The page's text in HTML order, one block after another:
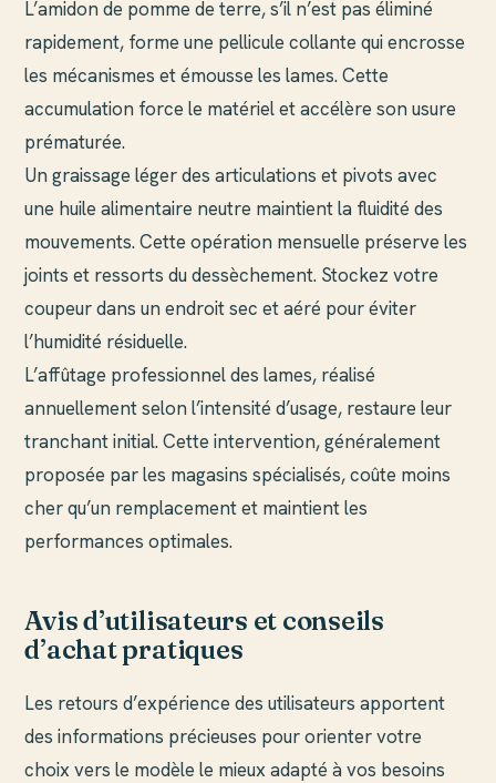
L’amidon de pomme de terre, s’il n’est pas éliminé
rapidement, forme une pellicule collante qui encrosse
les mécanismes et émousse les lames. Cette
accumulation force le matériel et accélère son usure
prématurée.
Un graissage léger des articulations et pivots avec
une huile alimentaire neutre maintient la fluidité des
mouvements. Cette opération mensuelle préserve les
joints et ressorts du dessèchement. Stockez votre
coupeur dans un endroit sec et aéré pour éviter
l’humidité résiduelle.
L’affûtage professionnel des lames, réalisé
annuellement selon l’intensité d’usage, restaure leur
tranchant initial. Cette intervention, généralement
proposée par les magasins spécialisés, coûte moins
cher qu’un remplacement et maintient les
performances optimales.
Avis d’utilisateurs et conseils
d’achat pratiques
Les retours d’expérience des utilisateurs apportent
des informations précieuses pour orienter votre
choix vers le modèle le mieux adapté à vos besoins